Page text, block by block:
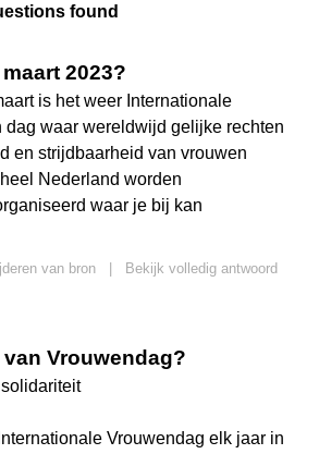
found
2023?
is het weer Internationale
dag waar wereldwijd gelijke rechten
en strijdbaarheid van vrouwen
Nederland worden
waar je bij kan
van bron
Bekijk volledig antwoord
Vrouwendag?
Vrouwendag elk jaar in